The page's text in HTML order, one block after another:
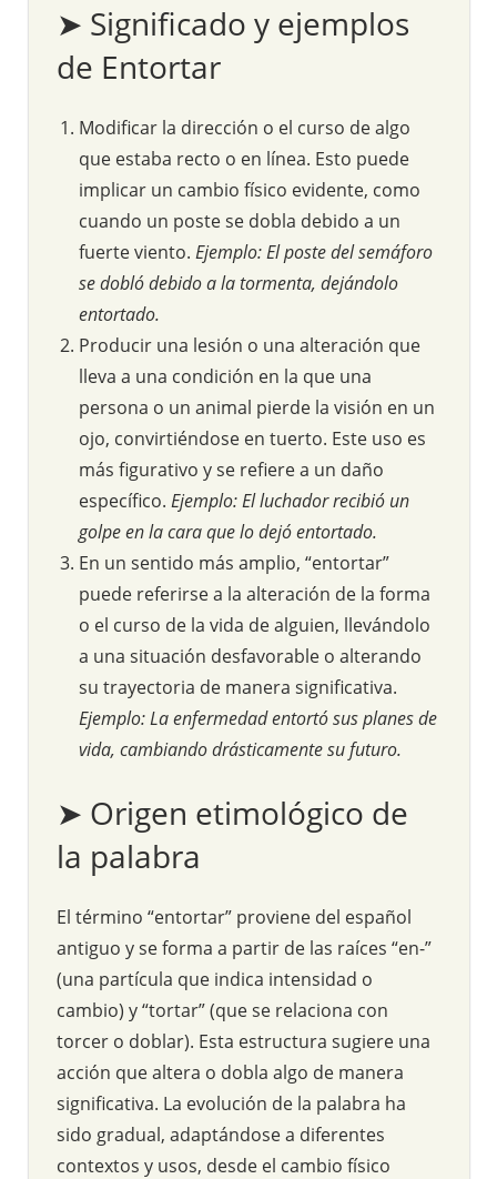
➤ Significado y ejemplos
de Entortar
Modificar la dirección o el curso de algo
que estaba recto o en línea. Esto puede
implicar un cambio físico evidente, como
cuando un poste se dobla debido a un
fuerte viento. Ejemplo: El poste del semáforo
se dobló debido a la tormenta, dejándolo
entortado.
Producir una lesión o una alteración que
lleva a una condición en la que una
persona o un animal pierde la visión en un
ojo, convirtiéndose en tuerto. Este uso es
más figurativo y se refiere a un daño
específico. Ejemplo: El luchador recibió un
golpe en la cara que lo dejó entortado.
En un sentido más amplio, “entortar”
puede referirse a la alteración de la forma
o el curso de la vida de alguien, llevándolo
a una situación desfavorable o alterando
su trayectoria de manera significativa.
Ejemplo: La enfermedad entortó sus planes de
vida, cambiando drásticamente su futuro.
➤ Origen etimológico de
la palabra
El término “entortar” proviene del español
antiguo y se forma a partir de las raíces “en-”
(una partícula que indica intensidad o
cambio) y “tortar” (que se relaciona con
torcer o doblar). Esta estructura sugiere una
acción que altera o dobla algo de manera
significativa. La evolución de la palabra ha
sido gradual, adaptándose a diferentes
contextos y usos, desde el cambio físico